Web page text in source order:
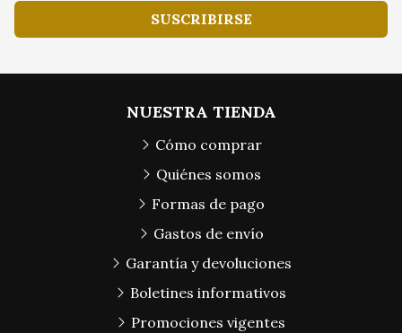
SUSCRIBIRSE
NUESTRA TIENDA
Cómo comprar
Quiénes somos
Formas de pago
Gastos de envío
Garantía y devoluciones
Boletines informativos
Promociones vigentes